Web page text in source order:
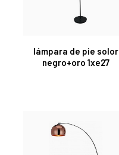
lámpara de pie solor
negro+oro 1xe27